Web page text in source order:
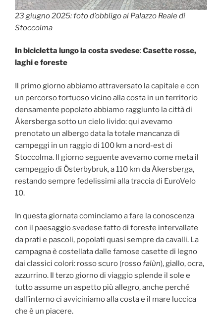
23 giugno 2025: foto d’obbligo al Palazzo Reale di
Stoccolma
In bicicletta lungo la costa svedese:Casette rosse,
laghi e foreste
Il primo giorno abbiamo attraversato la capitale e con
un percorso tortuoso vicino alla costa in un territorio
densamente popolato abbiamo raggiunto la città di
Åkersberga sotto un cielo livido: qui avevamo
prenotato un albergo data la totale mancanza di
campeggi in un raggio di 100 km a nord-est di
Stoccolma. Il giorno seguente avevamo come meta il
campeggio di Österbybruk, a 110 km da Åkersberga,
restando sempre fedelissimi alla traccia di EuroVelo
10.
In questa giornata cominciamo a fare la conoscenza
con il paesaggio svedese fatto di foreste intervallate
da prati e pascoli, popolati quasi sempre da cavalli. La
campagna è costellata dalle famose casette di legno
dai classici colori: rosso scuro (rossofalùn), giallo, ocra,
azzurrino. Il terzo giorno di viaggio splende il sole e
tutto assume un aspetto più allegro, anche perché
dall’interno ci avviciniamo alla costa e il mare luccica
che è un piacere.